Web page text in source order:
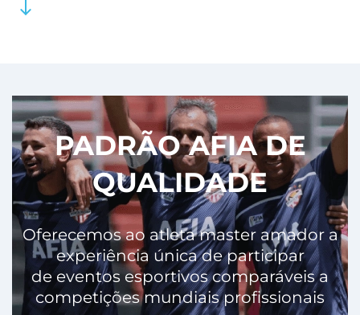
PADRÃO AFIA DE
QUALIDADE
Oferecemos ao atleta master amador a
experiência única de participar
de eventos esportivos comparáveis a
competições mundiais profissionais